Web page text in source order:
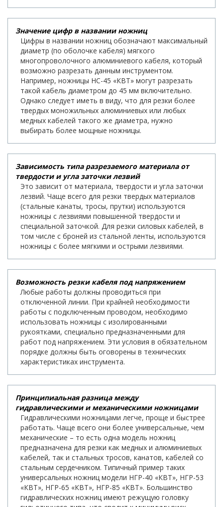
Значение цифр в названии ножниц
Цифры в названии ножниц обозначают максимальный
диаметр (по оболочке кабеля) мягкого
многопроволочного алюминиевого кабеля, который
возможно разрезать данным инструментом.
Например, ножницы НС-45 «КВТ» могут разрезать
такой кабель диаметром до 45 мм включительно.
Однако следует иметь в виду, что для резки более
твердых моножильных алюминиевых или любых
медных кабелей такого же диаметра, нужно
выбирать более мощные ножницы.
Зависимость типа разрезаемого материала от
твердости и угла заточки лезвий
Это зависит от материала, твердости и угла заточки
лезвий. Чаще всего для резки твердых материалов
(стальные канаты, тросы, прутки) используются
ножницы с лезвиями повышенной твердости и
специальной заточкой. Для резки силовых кабелей, в
том числе с броней из стальной ленты, используются
ножницы с более мягкими и острыми лезвиями.
Возможность резки кабеля под напряжением
Любые работы должны проводиться при
отключенной линии. При крайней необходимости
работы с подключенным проводом, необходимо
использовать ножницы с изолированными
рукоятками, специально предназначенными для
работ под напряжением. Эти условия в обязательном
порядке должны быть оговорены в технических
характеристиках инструмента.
Принципиальная разница между
гидравлическими и механическими ножницами
Гидравлическими ножницами легче, проще и быстрее
работать. Чаще всего они более универсальные, чем
механические – то есть одна модель ножниц
предназначена для резки как медных и алюминиевых
кабелей, так и стальных тросов, канатов, кабелей со
стальным сердечником. Типичный пример таких
универсальных ножниц модели НГР-40 «КВТ», НГР-53
«КВТ», НГР-65 «КВТ», НГР-85 «КВТ». Большинство
гидравлических ножниц имеют режущую головку